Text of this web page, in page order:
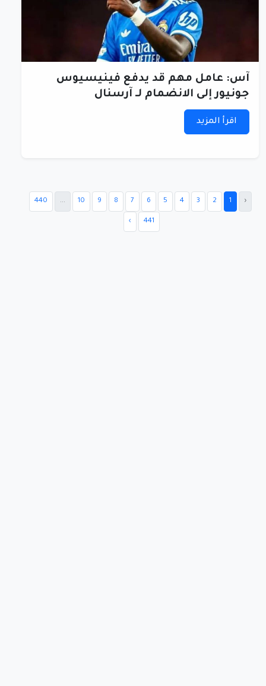
آس: عامل مهم قد يدفع فينيسيوس
جونيور إلى الانضمام لـ آرسنال
اقرأ المزيد
‹
1
2
3
4
5
6
7
8
9
10
...
440
441
›